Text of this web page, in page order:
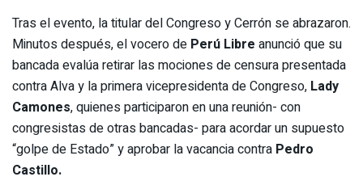
Tras el evento, la titular del Congreso y Cerrón se abrazaron.
Minutos después, el vocero de Perú Libre anunció que su
bancada evalúa retirar las mociones de censura presentada
contra Alva y la primera vicepresidenta de Congreso, Lady
Camones, quienes participaron en una reunión- con
congresistas de otras bancadas- para acordar un supuesto
“golpe de Estado” y aprobar la vacancia contra Pedro
Castillo.